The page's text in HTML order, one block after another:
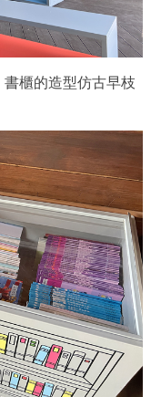
櫃的造型仿古早枝